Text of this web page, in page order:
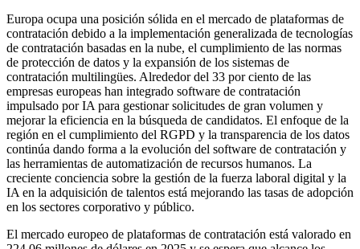
Europa ocupa una posición sólida en el mercado de plataformas de
contratación debido a la implementación generalizada de tecnologías
de contratación basadas en la nube, el cumplimiento de las normas
de protección de datos y la expansión de los sistemas de
contratación multilingües. Alrededor del 33 por ciento de las
empresas europeas han integrado software de contratación
impulsado por IA para gestionar solicitudes de gran volumen y
mejorar la eficiencia en la búsqueda de candidatos. El enfoque de la
región en el cumplimiento del RGPD y la transparencia de los datos
continúa dando forma a la evolución del software de contratación y
las herramientas de automatización de recursos humanos. La
creciente conciencia sobre la gestión de la fuerza laboral digital y la
IA en la adquisición de talentos está mejorando las tasas de adopción
en los sectores corporativo y público.
El mercado europeo de plataformas de contratación está valorado en